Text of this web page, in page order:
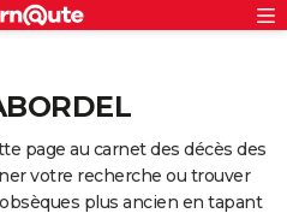
page au carnet des décès des
votre recherche ou trouver
plus ancien en tapant